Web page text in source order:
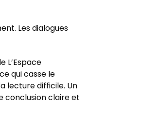
Les dialogues
L’Espace
qui casse le
lecture difficile. Un
conclusion claire et